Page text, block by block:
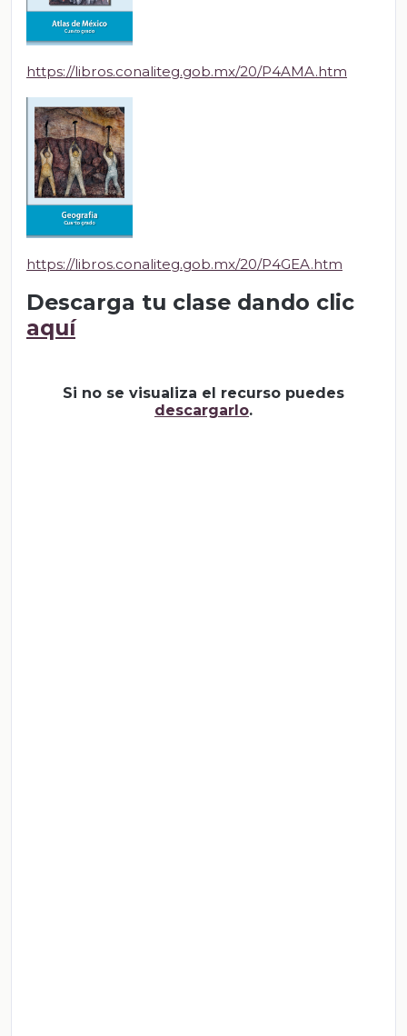
https://libros.conaliteg.gob.mx/20/P4AMA.htm
https://libros.conaliteg.gob.mx/20/P4GEA.htm
Descarga tu clase dando clic
aquí
Si no se visualiza el recurso puedes
descargarlo.